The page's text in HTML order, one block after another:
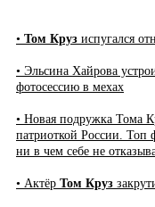
• Том Круз испугался
• Эльсина Хайрова
фотосессию в мехах
• Новая подружка Тома
патриоткой России. Топ
ни в чем себе не
• Актёр Том Круз